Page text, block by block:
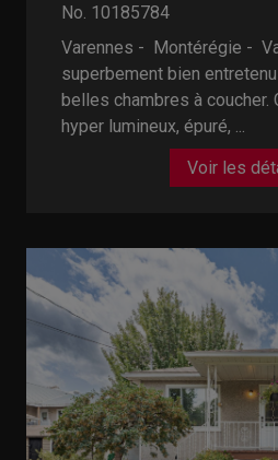
No. 10185784
Varennes - Montérégie -
superbement bien
belles chambres à coucher.
hyper lumineux, épuré, ...
Voir les